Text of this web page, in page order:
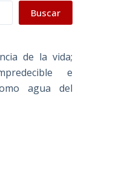
Buscar
de la vida;
e
agua del